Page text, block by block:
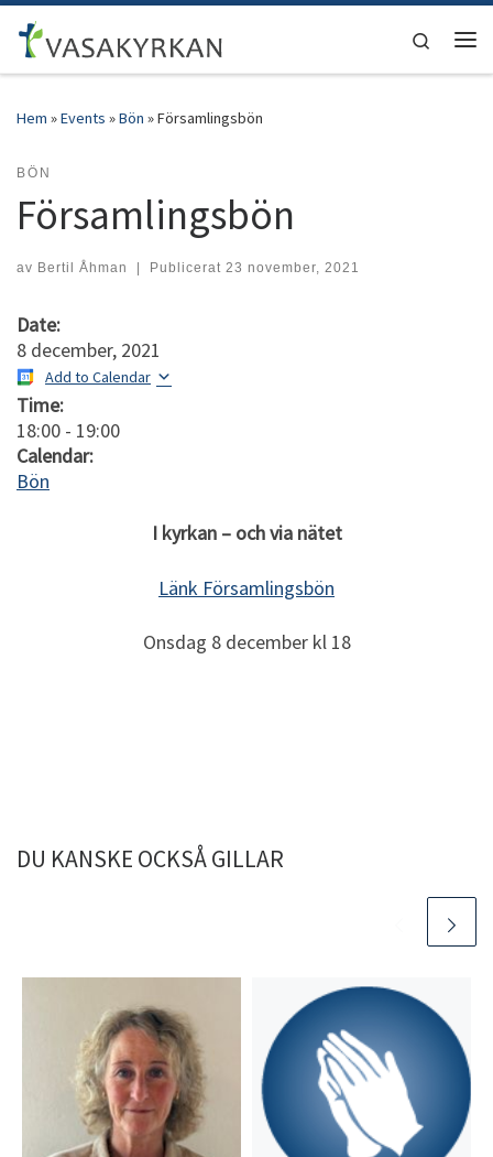
Hoppa till innehåll
Search
Hem »Events »Bön »Församlingsbön
BÖN
Församlingsbön
av Bertil Åhman | Publicerat 23 november, 2021
Date:
8 december, 2021
Add to Calendar
Time:
18:00 - 19:00
Calendar:
Bön
I kyrkan – och via nätet
Länk Församlingsbön
Onsdag 8 december kl 18
DU KANSKE OCKSÅ GILLAR